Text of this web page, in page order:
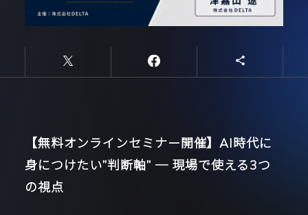
【無料オンラインセミナー開催】AI時代に
身につけたい”判断軸” ─ 現場で使える3つ
の視点